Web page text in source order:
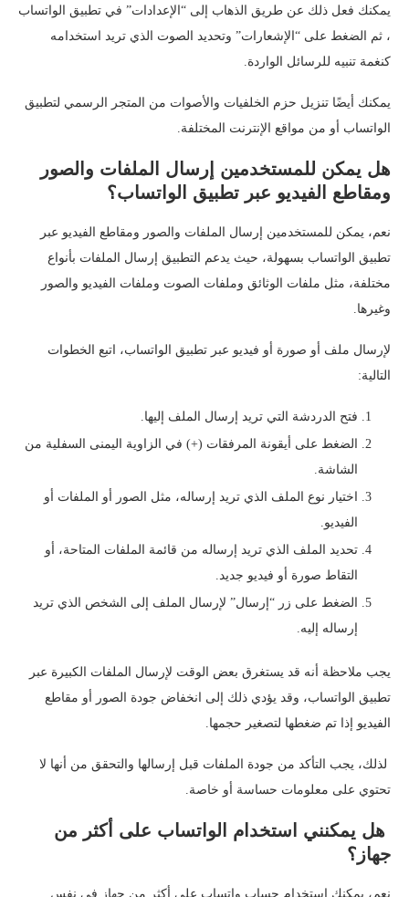
يمكنك فعل ذلك عن طريق الذهاب إلى “الإعدادات” في تطبيق الواتساب
، ثم الضغط على “الإشعارات” وتحديد الصوت الذي تريد استخدامه
كنغمة تنبيه للرسائل الواردة.
يمكنك أيضًا تنزيل حزم الخلفيات والأصوات من المتجر الرسمي لتطبيق
الواتساب أو من مواقع الإنترنت المختلفة.
هل يمكن للمستخدمين إرسال الملفات والصور
ومقاطع الفيديو عبر تطبيق الواتساب؟
نعم، يمكن للمستخدمين إرسال الملفات والصور ومقاطع الفيديو عبر
تطبيق الواتساب بسهولة، حيث يدعم التطبيق إرسال الملفات بأنواع
مختلفة، مثل ملفات الوثائق وملفات الصوت وملفات الفيديو والصور
وغيرها.
لإرسال ملف أو صورة أو فيديو عبر تطبيق الواتساب، اتبع الخطوات
التالية:
فتح الدردشة التي تريد إرسال الملف إليها.
الضغط على أيقونة المرفقات (+) في الزاوية اليمنى السفلية من
الشاشة.
اختيار نوع الملف الذي تريد إرساله، مثل الصور أو الملفات أو
الفيديو.
تحديد الملف الذي تريد إرساله من قائمة الملفات المتاحة، أو
التقاط صورة أو فيديو جديد.
الضغط على زر “إرسال” لإرسال الملف إلى الشخص الذي تريد
إرساله إليه.
يجب ملاحظة أنه قد يستغرق بعض الوقت لإرسال الملفات الكبيرة عبر
تطبيق الواتساب، وقد يؤدي ذلك إلى انخفاض جودة الصور أو مقاطع
الفيديو إذا تم ضغطها لتصغير حجمها.
لذلك، يجب التأكد من جودة الملفات قبل إرسالها والتحقق من أنها لا
تحتوي على معلومات حساسة أو خاصة.
هل يمكنني استخدام الواتساب على أكثر من
جهاز؟
نعم، يمكنك استخدام حساب واتساب على أكثر من جهاز في نفس